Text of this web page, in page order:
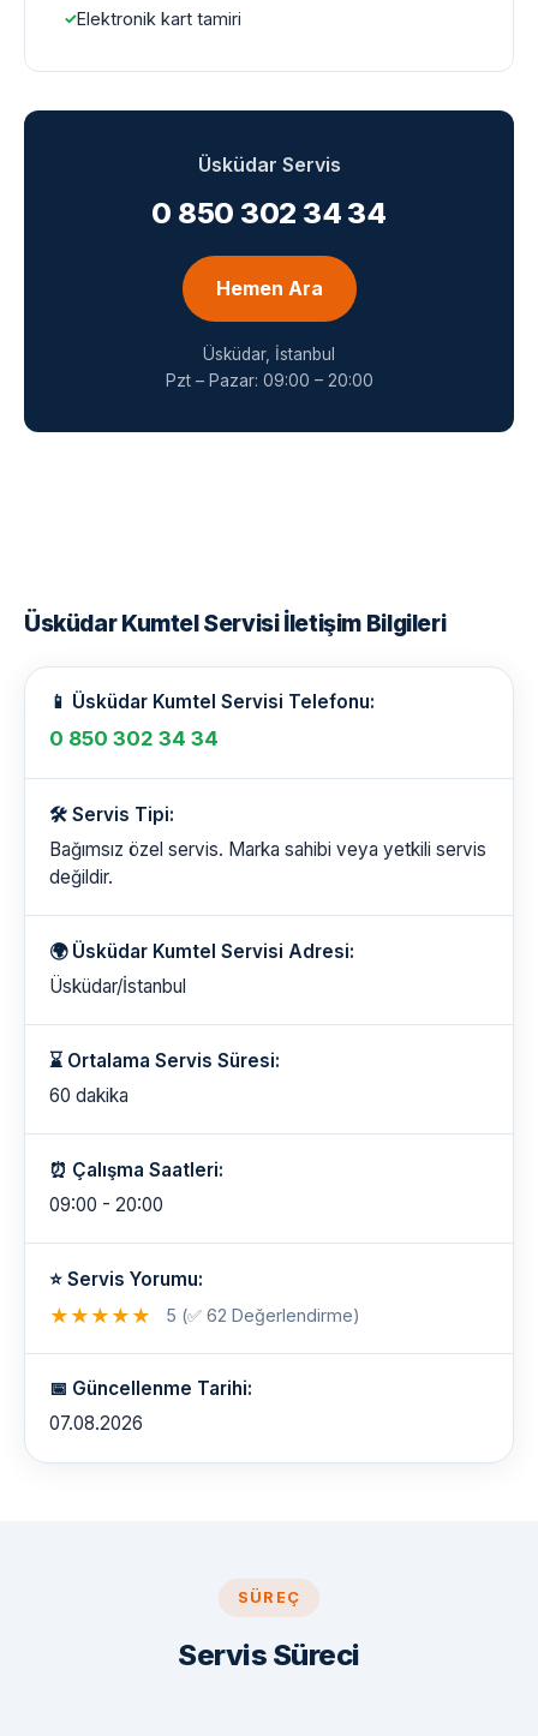
Elektronik kart tamiri
Üsküdar Servis
0 850 302 34 34
Hemen Ara
Üsküdar, İstanbul
Pzt – Pazar: 09:00 – 20:00
Üsküdar Kumtel Servisi İletişim Bilgileri
📱 Üsküdar Kumtel Servisi Telefonu:
0 850 302 34 34
🛠️ Servis Tipi:
Bağımsız özel servis. Marka sahibi veya yetkili servis
değildir.
🌍 Üsküdar Kumtel Servisi Adresi:
Üsküdar/İstanbul
⌛ Ortalama Servis Süresi:
60 dakika
⏰ Çalışma Saatleri:
09:00 - 20:00
⭐ Servis Yorumu:
★ ★ ★ ★ ★ 5 (✅ 62 Değerlendirme)
📅 Güncellenme Tarihi:
07.08.2026
SÜREÇ
Servis Süreci